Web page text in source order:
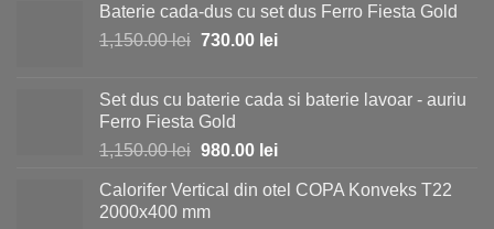
Baterie cada-dus cu set dus Ferro Fiesta Gold
1,150.00lei Prețul
fost:
1,150.00 lei.
730.00 leiPrețul
730.00 lei.
Set dus cu baterie cada si baterie lavoar - auriu
Ferro Fiesta Gold
1,150.00lei Prețul
a
fost:
980.00 leiPrețul
este:
Calorifer Vertical din otel COPA Konveks T22
2000x400 mm